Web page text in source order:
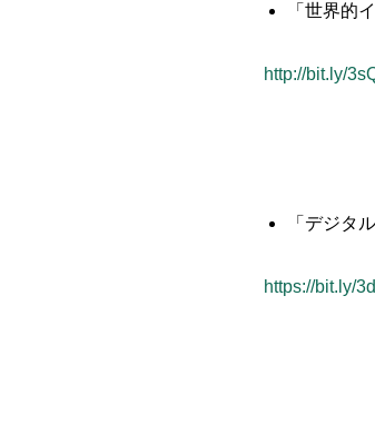
「世界的
http://bit.ly/
「デジタ
https://bit.ly/